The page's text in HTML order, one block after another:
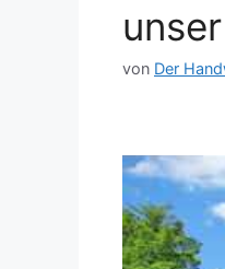
von Der
Dieses